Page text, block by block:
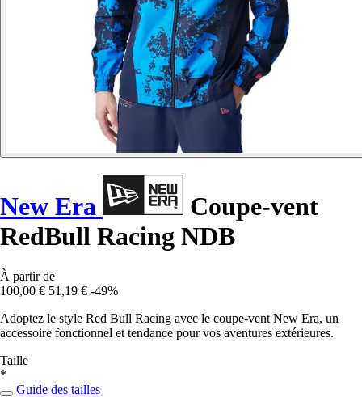
New Era
Coupe-vent
RedBull Racing NDB
À partir de
100,00 € 51,19 € -49%
Adoptez le style Red Bull Racing avec le coupe-vent New Era, un
accessoire fonctionnel et tendance pour vos aventures extérieures.
Taille
*
Guide des tailles